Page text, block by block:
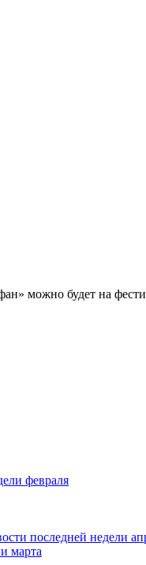
можно будет на
февраля
последней недели
марта